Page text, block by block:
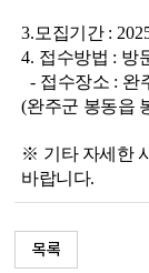
3. 모집기간:
4. 접수방법 : 방
- 접수장소 : 완
(완주군 봉동읍
※ 기타 자세한
바랍니다.
목록